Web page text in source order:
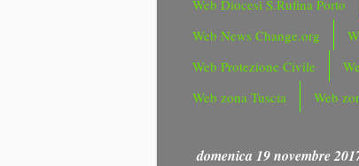
Web Diocesi S.Rufina Porto
Web News Change.org
Web Protezione Civile
Web zona Tuscia
Web
domenica 19 novembre